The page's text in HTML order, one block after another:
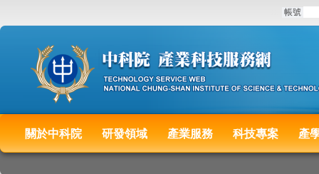
帳號
關於中科院 研發領域 產業服務 科技專案 產